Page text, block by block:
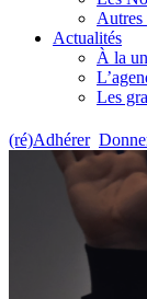
Autres
Actualités
À la
Les
(ré)Adhérer